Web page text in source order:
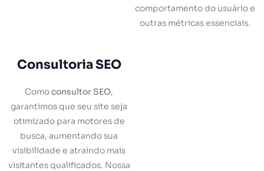
comportamento do usuário e
outras métricas essenciais.
Consultoria SEO
Comoconsultor SEO,
garantimos que seu site seja
otimizado para motores de
busca, aumentando sua
visibilidade e atraindo mais
visitantes qualificados. Nossa